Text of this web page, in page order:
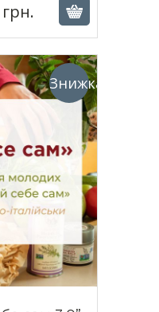
грн.Поточна
ціна:
1598,00 грн..
Знижка!